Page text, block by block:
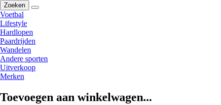
Zoeken
Voetbal
Lifestyle
Hardlopen
Paardrijden
Wandelen
Andere sporten
Uitverkoop
Merken
Toevoegen aan winkelwagen...